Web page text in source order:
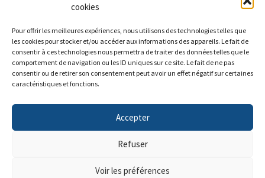
cookies
Pour offrir les meilleures expériences, nous utilisons des technologies telles que
les cookies pour stocker et/ou accéder aux informations des appareils. Le fait de
consentir à ces technologies nous permettra de traiter des données telles que le
comportement de navigation ou les ID uniques sur ce site. Le fait de ne pas
consentir ou de retirer son consentement peut avoir un effet négatif sur certaines
caractéristiques et fonctions.
Accepter
Refuser
Voir les préférences
Eligor club
Custom models
Contact
My account
Cart
Personnalisez votre camion